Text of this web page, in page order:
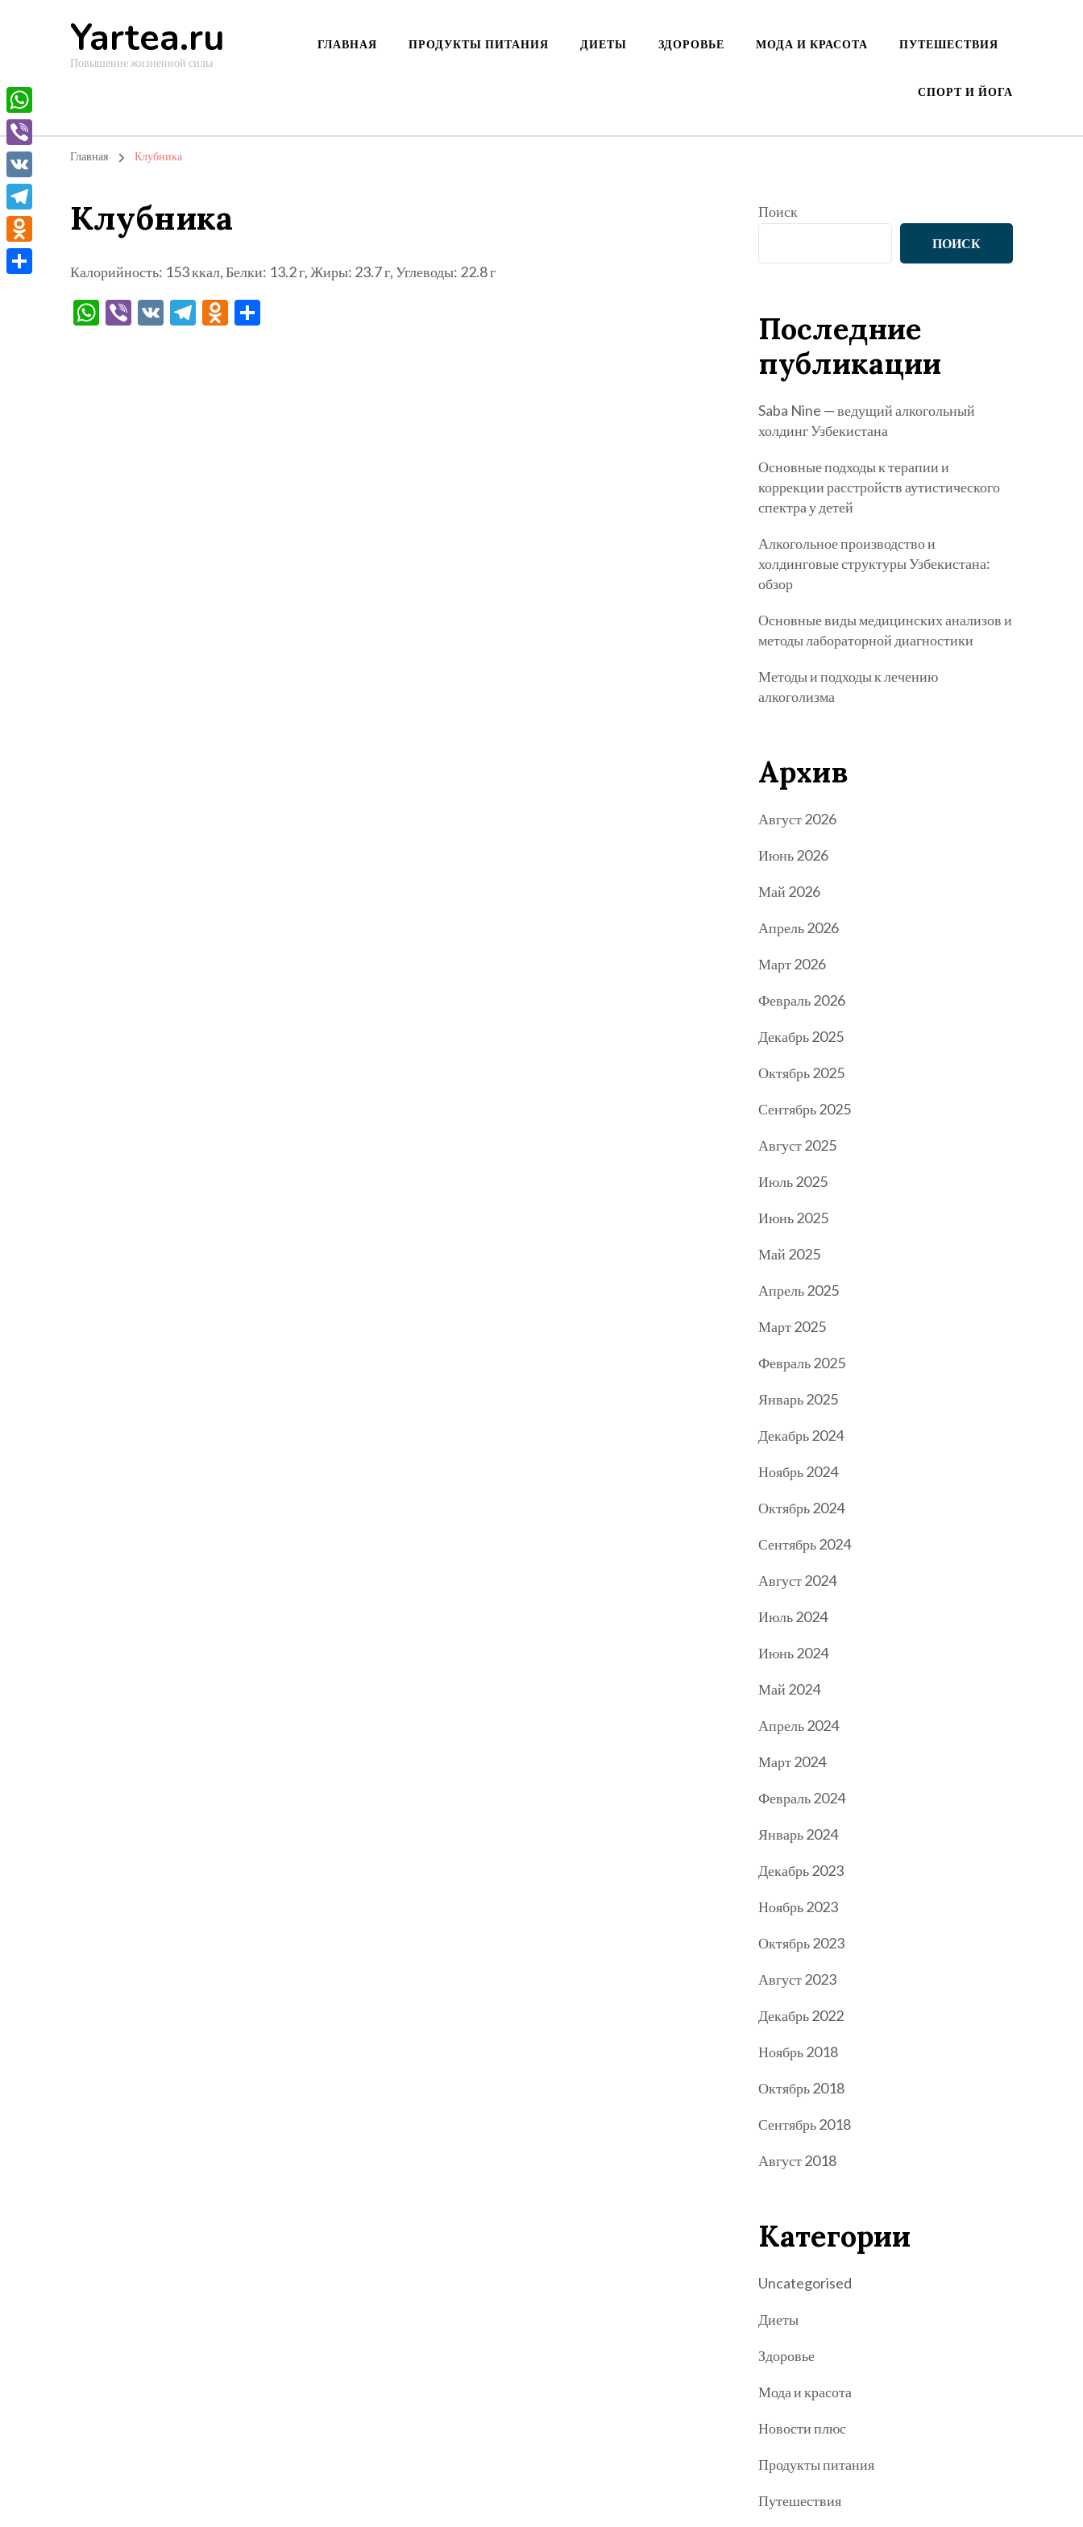
Yartea.ru
Повышение жизненной силы
ГЛАВНАЯ ПРОДУКТЫ ПИТАНИЯ ДИЕТЫ ЗДОРОВЬЕ МОДА И КРАСОТА ПУТЕШЕСТВИЯ
СПОРТ И ЙОГА
Главная Клубника
Клубника
Калорийность: 153 ккал, Белки: 13.2 г, Жиры: 23.7 г, Углеводы: 22.8 г
WhatsApp
Viber
VK Telegram
Odnoklassniki
Поиск
ПОИСК
Последние
публикации
Saba Nine — ведущий алкогольный
холдинг Узбекистана
Основные подходы к терапии и
коррекции расстройств аутистического
спектра у детей
Алкогольное производство и
холдинговые структуры Узбекистана:
обзор
Основные виды медицинских анализов и
методы лабораторной диагностики
Методы и подходы к лечению
алкоголизма
Архив
Август 2026
Июнь 2026
Май 2026
Апрель 2026
Март 2026
Февраль 2026
Декабрь 2025
Октябрь 2025
Сентябрь 2025
Август 2025
Июль 2025
Июнь 2025
Май 2025
Апрель 2025
Март 2025
Февраль 2025
Январь 2025
Декабрь 2024
Ноябрь 2024
Октябрь 2024
Сентябрь 2024
Август 2024
Июль 2024
Июнь 2024
Май 2024
Апрель 2024
Март 2024
Февраль 2024
Январь 2024
Декабрь 2023
Ноябрь 2023
Октябрь 2023
Август 2023
Декабрь 2022
Ноябрь 2018
Октябрь 2018
Сентябрь 2018
Август 2018
Категории
Uncategorised
Диеты
Здоровье
Мода и красота
Новости плюс
Продукты питания
Путешествия
WhatsApp
Viber
VK
Telegram
Odnoklassniki